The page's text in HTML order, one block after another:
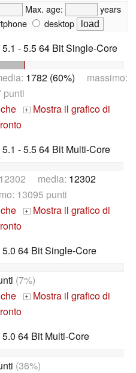
Max. age:
years
desktop
- 5.5 64 Bit Single-Core
1782 (60%) massimo:
punti
+ Mostra il grafico di
- 5.5 64 Bit Multi-Core
media: 12302
13095 punti
+ Mostra il grafico di
64 Bit Single-Core
(7%)
+ Mostra il grafico di
64 Bit Multi-Core
(36%)